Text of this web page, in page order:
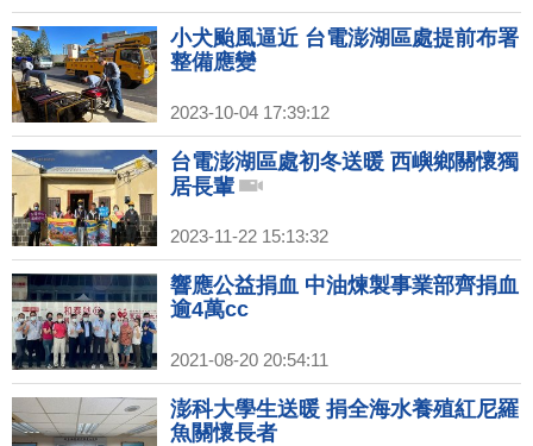
小犬颱風逼近 台電澎湖區處提前布署
整備應變
2023-10-04 17:39:12
台電澎湖區處初冬送暖 西嶼鄉關懷獨
居長輩
2023-11-22 15:13:32
響應公益捐血 中油煉製事業部齊捐血
逾4萬cc
2021-08-20 20:54:11
澎科大學生送暖 捐全海水養殖紅尼羅
魚關懷長者